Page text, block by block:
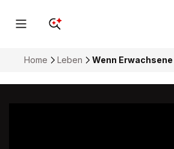
Home Leben Wenn